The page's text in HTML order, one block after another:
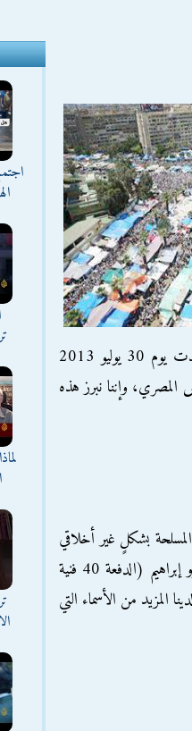
لقد حذرنا من تسيس القوات المسلحة بشكل عام وحذرنا من الخطوات التي اتخذت يوم 30 يوليو 2013
المصري، وإننا نبرز هذه
بشكلٍ غير أخلاقي
وغير قانوني.. لقد رصدنا من مصادرنا من داخل القوات الجوية احتجاز الرائد عمرو إبراهيم (الدفعة 40 فنية
مكان تابع لجهاز الأمن الحربي منذ يوم السبت الموافق 6 يوليو 2013 ولدينا المزيد من الأسماء التي